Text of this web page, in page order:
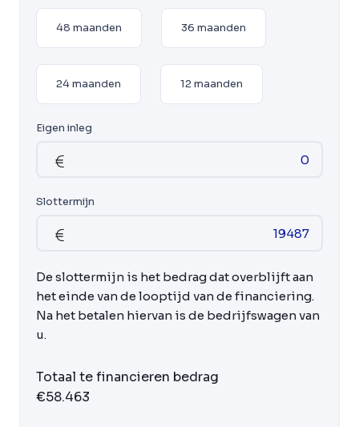
48 maanden 36 maanden
24 maanden 12 maanden
Eigen inleg
Slottermijn
De slottermijn is het bedrag dat overblijft aan
het einde van de looptijd van de financiering.
Na het betalen hiervan is de bedrijfswagen van
u.
Totaal te financieren bedrag
€58.463